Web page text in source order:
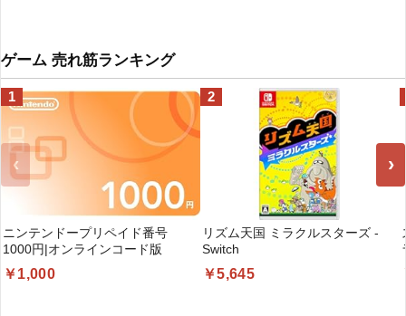
ゲーム 売れ筋ランキング
‹
1
ニンテンドープリペイド番号
1000円|オンラインコード版
￥1,000
2
リズム天国 ミラクルスターズ -
Switch
￥5,645
›